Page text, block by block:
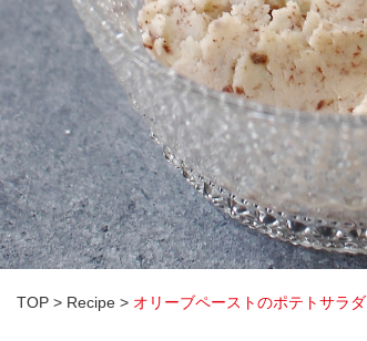
TOP > Recipe > オリーブペーストのポテトサラダ